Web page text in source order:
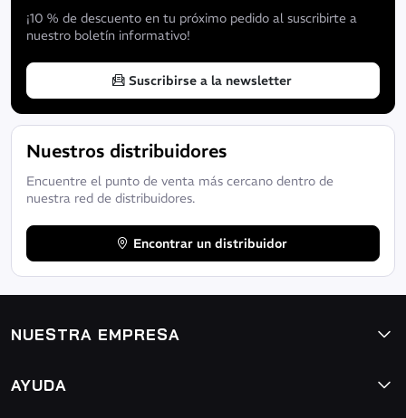
¡10 % de descuento en tu próximo pedido al suscribirte a
nuestro boletín informativo!
Suscribirse a la newsletter
Nuestros distribuidores
Encuentre el punto de venta más cercano dentro de
nuestra red de distribuidores.
Encontrar un distribuidor
NUESTRA EMPRESA
AYUDA